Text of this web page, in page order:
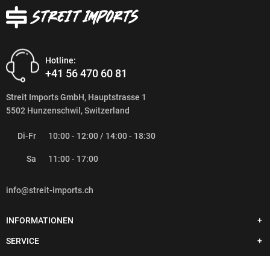
Hotline:
+41 56 470 60 81
Streit Imports GmbH, Hauptstrasse 1
5502 Hunzenschwil, Switzerland
Di-Fr 10:00 - 12:00 / 14:00 - 18:30
Sa 11:00 - 17:00
info@streit-imports.ch
INFORMATIONEN
SERVICE